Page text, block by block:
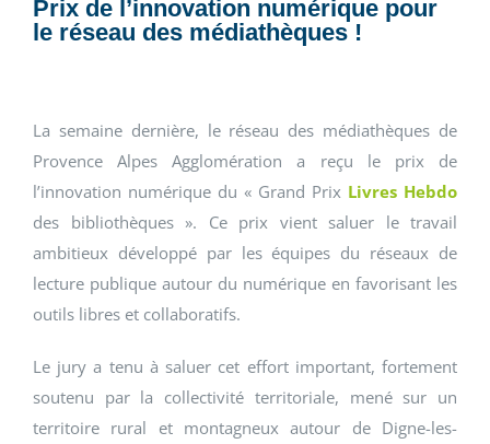
Prix de l’innovation numérique pour
le réseau des médiathèques !
La semaine dernière, le réseau des médiathèques de
Provence Alpes Agglomération a reçu le prix de
l’innovation numérique du « Grand Prix Livres Hebdo
des bibliothèques ». Ce prix vient saluer le travail
ambitieux développé par les équipes du réseaux de
lecture publique autour du numérique en favorisant les
outils libres et collaboratifs.
Le jury a tenu à saluer cet effort important, fortement
soutenu par la collectivité territoriale, mené sur un
territoire rural et montagneux autour de Digne-les-